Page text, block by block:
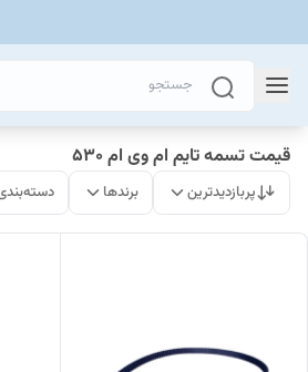
قیمت تسمه تایم ام وی ام 530
پربازدیدترین برندها